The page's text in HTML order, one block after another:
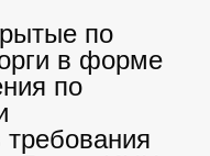
по
в форме
по